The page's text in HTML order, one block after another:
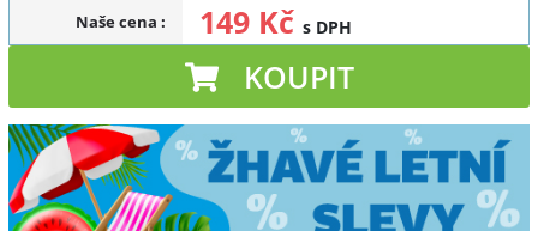
Naše cena : 149 Kč s DPH
KOUPIT